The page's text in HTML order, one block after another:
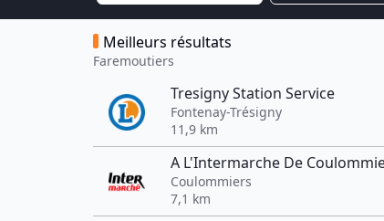
Meilleurs résultats
Faremoutiers
Tresigny Station Service
Fontenay-Trésigny
11,9 km
A L'Intermarche De
Coulommiers
7,1 km